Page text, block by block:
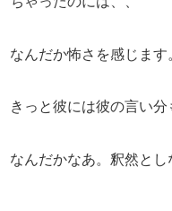
なんだか怖さを感じます
きっと彼には彼の言い分
なんだかなあ。釈然とし